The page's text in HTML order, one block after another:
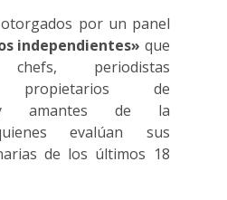
por un panel
independientes» que
periodistas
propietarios de
y amantes de la
evalúan sus
de los últimos 18